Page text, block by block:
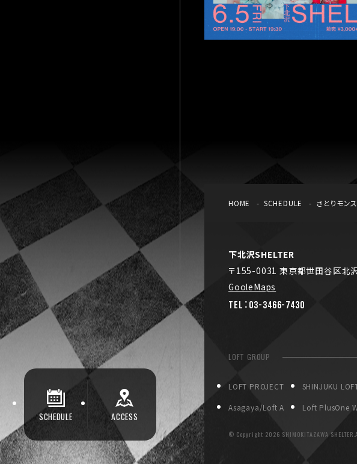
SCHEDULE ACCESS
HOME SCHEDULE さとりモン
下北沢SHELTER
〒155-0031 東京都世田谷区北
GooleMaps
TEL：03-3466-7430
LOFT GROUP
LOFT PROJECT SHINJUKU
Asagaya/Loft A Loft PlusOne
© Copyright 2026 SHIMOKITAZAWA